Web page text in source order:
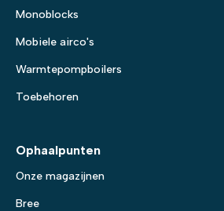
Monoblocks
Mobiele airco's
Warmtepompboilers
Toebehoren
Ophaalpunten
Onze magazijnen
Bree